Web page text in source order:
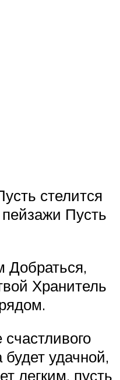
стелится
Пусть
Хранитель
будет удачной,
легким, пусть